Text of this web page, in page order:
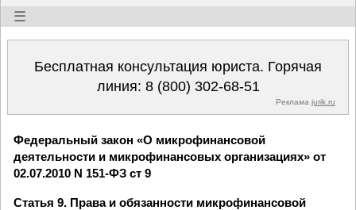
☰
Бесплатная консультация юриста. Горячая
линия: 8 (800) 302-68-51
Реклама jurik.ru
Федеральный закон «О микрофинансовой
деятельности и микрофинансовых организациях» от
02.07.2010 N 151-ФЗ ст 9
Статья 9. Права и обязанности микрофинансовой